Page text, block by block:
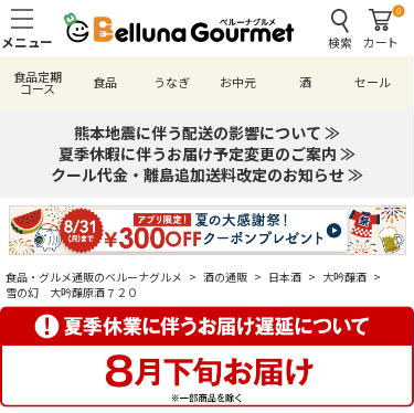
検索
0
カート
食品定期
コース 食品 うなぎ お中元 酒 セール
熊本地震に伴う配送の影響について ≫
夏季休暇に伴うお届け予定変更のご案内 ≫
クール代金・離島追加送料改定のお知らせ ≫
食品・グルメ通販のベルーナグルメ > 酒の通販 > 日本酒 > 大吟醸酒 >
雪の幻 大吟醸原酒７２０